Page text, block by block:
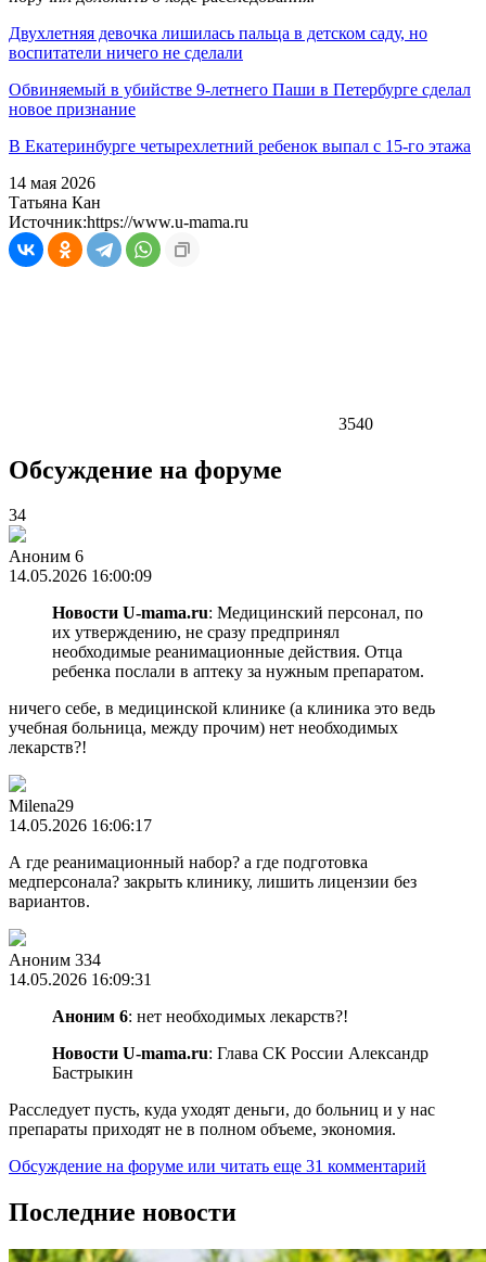
Двухлетняя девочка лишилась пальца в детском саду, но
воспитатели ничего не сделали
Обвиняемый в убийстве 9-летнего Паши в Петербурге сделал
новое признание
В Екатеринбурге четырехлетний ребенок выпал с 15-го этажа
14 мая 2026
Татьяна Кан
Источник:https://www.u-mama.ru
3540
Обсуждение на форуме
34
Аноним 6
14.05.2026 16:00:09
Новости U-mama.ru: Медицинский персонал, по
их утверждению, не сразу предпринял
необходимые реанимационные действия. Отца
ребенка послали в аптеку за нужным препаратом.
ничего себе, в медицинской клинике (а клиника это ведь
учебная больница, между прочим) нет необходимых
лекарств?!
Milena29
14.05.2026 16:06:17
А где реанимационный набор? а где подготовка
медперсонала? закрыть клинику, лишить лицензии без
вариантов.
Аноним 334
14.05.2026 16:09:31
Аноним 6: нет необходимых лекарств?!
Новости U-mama.ru: Глава СК России Александр
Бастрыкин
Расследует пусть, куда уходят деньги, до больниц и у нас
препараты приходят не в полном объеме, экономия.
Обсуждение на форуме или читать еще 31 комментарий
Последние новости